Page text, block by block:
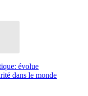
évolue
dans le monde